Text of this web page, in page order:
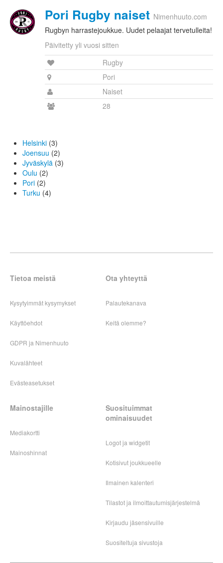
Pori Rugby naiset Nimenhuuto.com
Rugbyn harrastejoukkue. Uudet pelaajat tervetulleita!
Päivitetty yli vuosi sitten
Rugby
Pori
Naiset
28
Helsinki (3)
Joensuu (2)
Jyväskylä (3)
Oulu (2)
Pori (2)
Turku (4)
Tietoa meistä
Kysytyimmät kysymykset
Käyttöehdot
GDPR ja Nimenhuuto
Kuvalähteet
Evästeasetukset
Ota yhteyttä
Palautekanava
Keitä olemme?
Mainostajille
Mediakortti
Mainoshinnat
Suosituimmat
ominaisuudet
Logot ja widgetit
Kotisivut joukkueelle
Ilmainen kalenteri
Tilastot ja ilmoittautumisjärjestelmä
Kirjaudu jäsensivuille
Suositeltuja sivustoja